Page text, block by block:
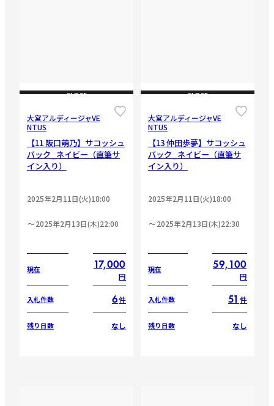
CLOSE
大宮アルディージャVE
NTUS
【11 阪口萌乃】サコッシュ
バック_ネイビー（直筆サ
イン入り）
2025年2月11日(火)18:00
2025年2月13日(木)22:00
現在 17,000
円
入札件数 6件
残り日数 なし
CLOSE
大宮アルディージャVE
NTUS
【13 仲田歩夢】サコッシュ
バック_ネイビー（直筆サ
イン入り）
2025年2月11日(火)18:00
2025年2月13日(木)22:30
現在 59,100
円
入札件数 51 件
残り日数 なし